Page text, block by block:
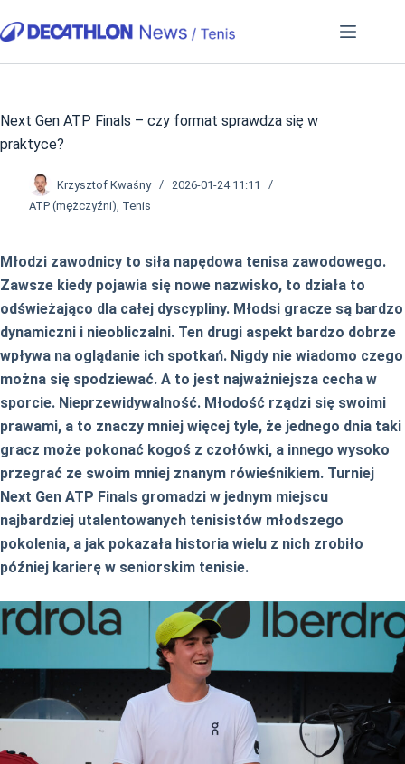
do
Next Gen ATP Finals – czy format sprawdza się w
praktyce?
Krzysztof Kwaśny
2026-01-24 11:11
ATP (mężczyźni), Tenis
Młodzi zawodnicy to siła napędowa tenisa zawodowego.
Zawsze kiedy pojawia się nowe nazwisko, to działa to
odświeżająco dla całej dyscypliny. Młodsi gracze są bardzo
dynamiczni i nieobliczalni. Ten drugi aspekt bardzo dobrze
wpływa na oglądanie ich spotkań. Nigdy nie wiadomo czego
można się spodziewać. A to jest najważniejsza cecha w
sporcie. Nieprzewidywalność. Młodość rządzi się swoimi
prawami, a to znaczy mniej więcej tyle, że jednego dnia taki
gracz może pokonać kogoś z czołówki, a innego wysoko
przegrać ze swoim mniej znanym rówieśnikiem. Turniej
Next Gen ATP Finals gromadzi w jednym miejscu
najbardziej utalentowanych tenisistów młodszego
pokolenia, a jak pokazała historia wielu z nich zrobiło
później karierę w seniorskim tenisie.